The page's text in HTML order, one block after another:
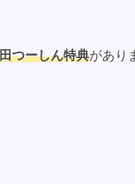
つーしん特典があり